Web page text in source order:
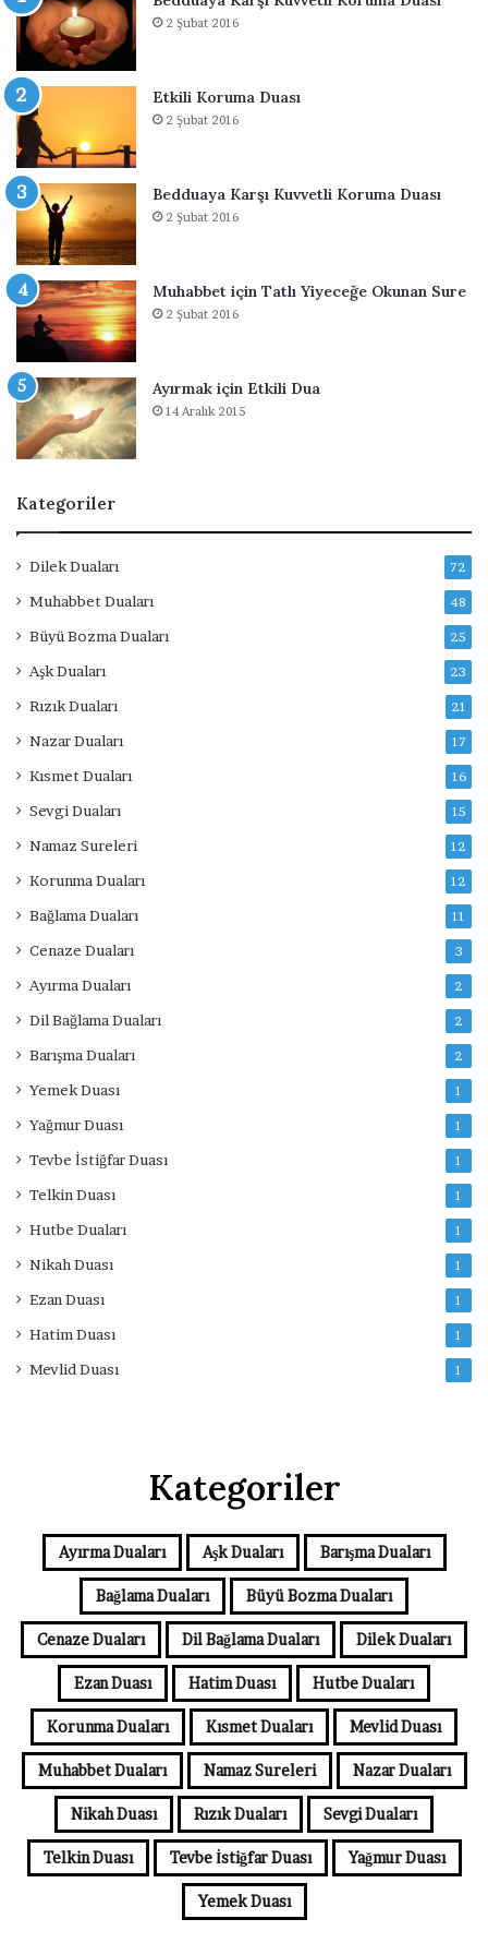
2 Şubat 2016
Etkili Koruma Duası
2 Şubat 2016
Bedduaya Karşı Kuvvetli Koruma Duası
2 Şubat 2016
Muhabbet için Tatlı Yiyeceğe Okunan Sure
2 Şubat 2016
Ayırmak için Etkili Dua
14 Aralık 2015
Kategoriler
Dilek Duaları 72
Muhabbet Duaları 48
Büyü Bozma Duaları 25
Aşk Duaları 23
Rızık Duaları 21
Nazar Duaları 17
Kısmet Duaları 16
Sevgi Duaları 15
Namaz Sureleri 12
Korunma Duaları 12
Bağlama Duaları 11
Cenaze Duaları 3
Ayırma Duaları 2
Dil Bağlama Duaları 2
Barışma Duaları 2
Yemek Duası 1
Yağmur Duası 1
Tevbe İstiğfar Duası 1
Telkin Duası 1
Hutbe Duaları 1
Nikah Duası 1
Ezan Duası 1
Hatim Duası 1
Mevlid Duası 1
Kategoriler
Ayırma Duaları Aşk Duaları Barışma Duaları
Bağlama Duaları Büyü Bozma Duaları
Cenaze Duaları Dil Bağlama Duaları Dilek Duaları
Ezan Duası Hatim Duası Hutbe Duaları
Korunma Duaları Kısmet Duaları Mevlid Duası
Muhabbet Duaları Namaz Sureleri Nazar Duaları
Nikah Duası Rızık Duaları Sevgi Duaları
Telkin Duası Tevbe İstiğfar Duası Yağmur Duası
Yemek Duası